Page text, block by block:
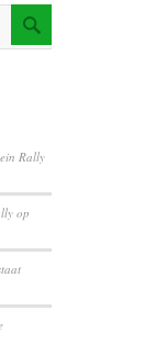
Rally
op